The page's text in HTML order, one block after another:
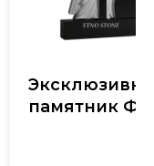
памятник Ф-